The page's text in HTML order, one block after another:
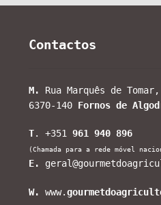
Contactos
M.
Rua Marquês de
6370-140 Fornos de
T. +351961 940 896
(Chamada para a rede móvel
E.
W. www.